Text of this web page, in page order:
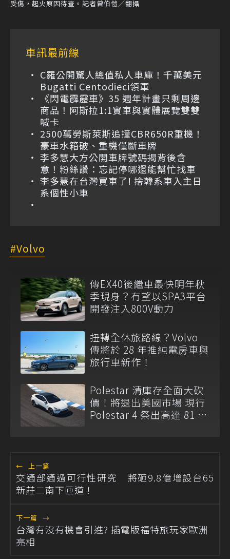
受傷，起火原因待查。記者曾伯愷／翻攝
車訊最前線
C羅公開驚人總值私人車庫！千萬美元
Bugatti Centodieci領軍
《閃電霹靂車》35 週年計畫只剩周邊
商品！阿斯拉1:1實車與實體展覽雙雙
喊卡
2500萬勞斯萊斯追撞CBR650R重機！
豪車水箱破、重機僅斷車牌
李多慧大方公開車牌號碼揭背後含
意！粉絲讚：忘記停哪還能幫忙找車
李多慧在台灣買車了! 捨韓系車入主日
系個性小車
Volvo
傳EX40後繼車最快明年秋
季現身？有望以SPA3平台
開發注入800V動力
扭轉全休旅路線？Volvo
傳將於 28 年推純電房車與
旅行車新作！
Polestar 清庫存全面大砍
價！將退出美國市場 現行
Polestar 4 祭出高達 81 萬
← 上一篇
交通部通過可行性研究 將砸9.8億增設台65
新莊二南下匝道！
下一篇 →
台灣有沒有機會引進? 插電版福特旅玩家歐洲
亮相